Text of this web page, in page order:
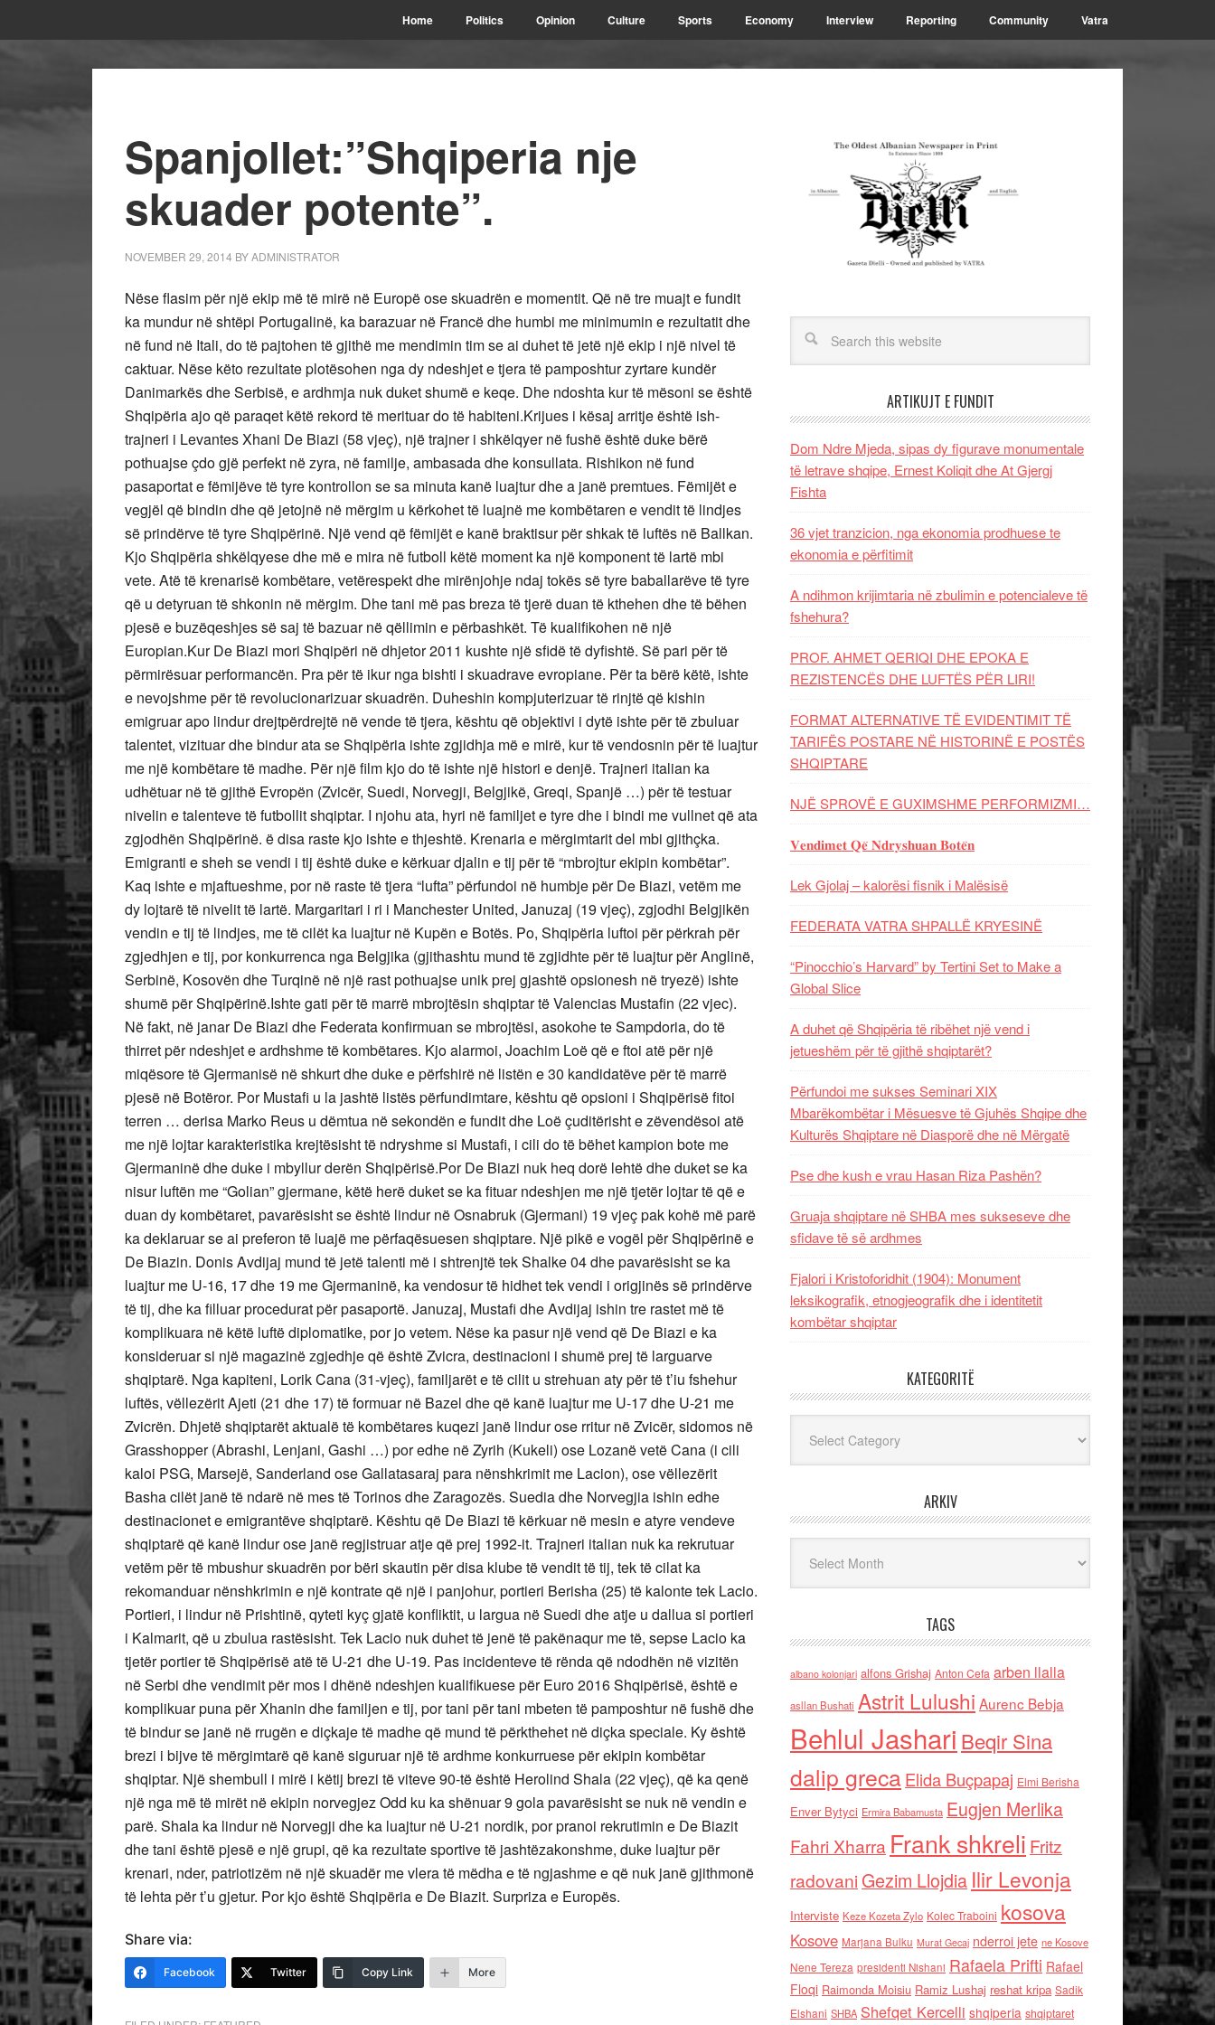
Home Politics Opinion Culture Sports Economy Interview Reporting Community Vatra
Spanjollet:”Shqiperia nje
skuader potente”.
NOVEMBER 29, 2014 BYADMINISTRATOR
Nëse flasim për një ekip më të mirë në Europë ose skuadrën e momentit. Që në tre muajt e fundit
ka mundur në shtëpi Portugalinë, ka barazuar në Francë dhe humbi me minimumin e rezultatit dhe
në fund në Itali, do të pajtohen të gjithë me mendimin tim se ai duhet të jetë një ekip i një nivel të
caktuar. Nëse këto rezultate plotësohen nga dy ndeshjet e tjera të pamposhtur zyrtare kundër
Danimarkës dhe Serbisë, e ardhmja nuk duket shumë e keqe. Dhe ndoshta kur të mësoni se është
Shqipëria ajo që paraqet këtë rekord të merituar do të habiteni.Krijues i kësaj arritje është ish-
trajneri i Levantes Xhani De Biazi (58 vjeç), një trajner i shkëlqyer në fushë është duke bërë
pothuajse çdo gjë perfekt në zyra, në familje, ambasada dhe konsullata. Rishikon në fund
pasaportat e fëmijëve të tyre kontrollon se sa minuta kanë luajtur dhe a janë premtues. Fëmijët e
vegjël që bindin dhe që jetojnë në mërgim u kërkohet të luajnë me kombëtaren e vendit të lindjes
së prindërve të tyre Shqipërinë. Një vend që fëmijët e kanë braktisur për shkak të luftës në Ballkan.
Kjo Shqipëria shkëlqyese dhe më e mira në futboll këtë moment ka një komponent të lartë mbi
vete. Atë të krenarisë kombëtare, vetërespekt dhe mirënjohje ndaj tokës së tyre baballarëve të tyre
që u detyruan të shkonin në mërgim. Dhe tani më pas breza të tjerë duan të kthehen dhe të bëhen
pjesë e buzëqeshjes së saj të bazuar në qëllimin e përbashkët. Të kualifikohen në një
Europian.Kur De Biazi mori Shqipëri në dhjetor 2011 kushte një sfidë të dyfishtë. Së pari për të
përmirësuar performancën. Pra për të ikur nga bishti i skuadrave evropiane. Për ta bërë këtë, ishte
e nevojshme për të revolucionarizuar skuadrën. Duheshin kompjuterizuar të rinjtë që kishin
emigruar apo lindur drejtpërdrejtë në vende të tjera, kështu që objektivi i dytë ishte për të zbuluar
talentet, vizituar dhe bindur ata se Shqipëria ishte zgjidhja më e mirë, kur të vendosnin për të luajtur
me një kombëtare të madhe. Për një film kjo do të ishte një histori e denjë. Trajneri italian ka
udhëtuar në të gjithë Evropën (Zvicër, Suedi, Norvegji, Belgjikë, Greqi, Spanjë …) për të testuar
nivelin e talenteve të futbollit shqiptar. I njohu ata, hyri në familjet e tyre dhe i bindi me vullnet që ata
zgjodhën Shqipërinë. ë disa raste kjo ishte e thjeshtë. Krenaria e mërgimtarit del mbi gjithçka.
Emigranti e sheh se vendi i tij është duke e kërkuar djalin e tij për të “mbrojtur ekipin kombëtar”.
Kaq ishte e mjaftueshme, por në raste të tjera “lufta” përfundoi në humbje për De Biazi, vetëm me
dy lojtarë të nivelit të lartë. Margaritari i ri i Manchester United, Januzaj (19 vjeç), zgjodhi Belgjikën
vendin e tij të lindjes, me të cilët ka luajtur në Kupën e Botës. Po, Shqipëria luftoi për përkrah për
zgjedhjen e tij, por konkurrenca nga Belgjika (gjithashtu mund të zgjidhte për të luajtur për Anglinë,
Serbinë, Kosovën dhe Turqinë në një rast pothuajse unik prej gjashtë opsionesh në tryezë) ishte
shumë për Shqipërinë.Ishte gati për të marrë mbrojtësin shqiptar të Valencias Mustafin (22 vjec).
Në fakt, në janar De Biazi dhe Federata konfirmuan se mbrojtësi, asokohe te Sampdoria, do të
thirret për ndeshjet e ardhshme të kombëtares. Kjo alarmoi, Joachim Loë që e ftoi atë për një
miqësore të Gjermanisë në shkurt dhe duke e përfshirë në listën e 30 kandidatëve për të marrë
pjesë në Botëror. Por Mustafi u la jashtë listës përfundimtare, kështu që opsioni i Shqipërisë fitoi
terren … derisa Marko Reus u dëmtua në sekondën e fundit dhe Loë çuditërisht e zëvendësoi atë
me një lojtar karakteristika krejtësisht të ndryshme si Mustafi, i cili do të bëhet kampion bote me
Gjermaninë dhe duke i mbyllur derën Shqipërisë.Por De Biazi nuk heq dorë lehtë dhe duket se ka
nisur luftën me “Golian” gjermane, këtë herë duket se ka fituar ndeshjen me një tjetër lojtar të që e
duan dy kombëtaret, pavarësisht se është lindur në Osnabruk (Gjermani) 19 vjeç pak kohë më parë
ka deklaruar se ai preferon të luajë me përfaqësuesen shqiptare. Një pikë e vogël për Shqipërinë e
De Biazin. Donis Avdijaj mund të jetë talenti më i shtrenjtë tek Shalke 04 dhe pavarësisht se ka
luajtur me U-16, 17 dhe 19 me Gjermaninë, ka vendosur të hidhet tek vendi i origjinës së prindërve
të tij, dhe ka filluar procedurat për pasaportë. Januzaj, Mustafi dhe Avdijaj ishin tre rastet më të
komplikuara në këtë luftë diplomatike, por jo vetem. Nëse ka pasur një vend që De Biazi e ka
konsideruar si një magazinë zgjedhje që është Zvicra, destinacioni i shumë prej të larguarve
shqiptarë. Nga kapiteni, Lorik Cana (31-vjeç), familjarët e të cilit u strehuan aty për të t’iu fshehur
luftës, vëllezërit Ajeti (21 dhe 17) të formuar në Bazel dhe që kanë luajtur me U-17 dhe U-21 me
Zvicrën. Dhjetë shqiptarët aktualë të kombëtares kuqezi janë lindur ose rritur në Zvicër, sidomos në
Grasshopper (Abrashi, Lenjani, Gashi …) por edhe në Zyrih (Kukeli) ose Lozanë vetë Cana (i cili
kaloi PSG, Marsejë, Sanderland ose Gallatasaraj para nënshkrimit me Lacion), ose vëllezërit
Basha cilët janë të ndarë në mes të Torinos dhe Zaragozës. Suedia dhe Norvegjia ishin edhe
destinacionet e emigrantëve shqiptarë. Kështu që De Biazi të kërkuar në mesin e atyre vendeve
shqiptarë që kanë lindur ose janë regjistruar atje që prej 1992-it. Trajneri italian nuk ka rekrutuar
vetëm për të mbushur skuadrën por bëri skautin për disa klube të vendit të tij, tek të cilat ka
rekomanduar nënshkrimin e një kontrate që një i panjohur, portieri Berisha (25) të kalonte tek Lacio.
Portieri, i lindur në Prishtinë, qyteti kyç gjatë konfliktit, u largua në Suedi dhe atje u dallua si portieri
i Kalmarit, që u zbulua rastësisht. Tek Lacio nuk duhet të jenë të pakënaqur me të, sepse Lacio ka
tjetër portier të Shqipërisë atë të U-21 dhe U-19. Pas incidenteve të rënda që ndodhën në vizitën
në Serbi dhe vendimit për mos i dhënë ndeshjen kualifikuese për Euro 2016 Shqipërisë, është e
komplikuar puna për Xhanin dhe familjen e tij, por tani për tani mbeten të pamposhtur në fushë dhe
të bindur se janë në rrugën e diçkaje të madhe që mund të përkthehet në diçka speciale. Ky është
brezi i bijve të mërgimtarë që kanë siguruar një të ardhme konkurruese për ekipin kombëtar
shqiptar. Një shembull i mirë i këtij brezi të viteve 90-të është Herolind Shala (22 vjeç), që ka qenë
një nga më të mirët në ekipin norvegjez Odd ku ka shënuar 9 gola pavarësisht se nuk në vendin e
parë. Shala ka lindur në Norvegji dhe ka luajtur në U-21 nordik, por pranoi rekrutimin e De Biazit
dhe tani është pjesë e një grupi, që ka rezultate sportive të jashtëzakonshme, duke luajtur për
krenari, nder, patriotizëm në një skuadër me vlera të mëdha e të ngjashme e që nuk janë gjithmonë
të lehta për t’u gjetur. Por kjo është Shqipëria e De Biazit. Surpriza e Europës.
Share via:
Facebook Twitter Copy Link More
ARTIKUJT E FUNDIT
Dom Ndre Mjeda, sipas dy figurave monumentale
të letrave shqipe, Ernest Koliqit dhe At Gjergj
Fishta
36 vjet tranzicion, nga ekonomia prodhuese te
ekonomia e përfitimit
A ndihmon krijimtaria në zbulimin e potencialeve të
fshehura?
PROF. AHMET QERIQI DHE EPOKA E
REZISTENCЁS DHE LUFTЁS PЁR LIRI!
FORMAT ALTERNATIVE TË EVIDENTIMIT TË
TARIFËS POSTARE NË HISTORINË E POSTËS
SHQIPTARE
NJË SPROVË E GUXIMSHME PERFORMIZMI…
𝐕𝐞𝐧𝐝𝐢𝐦𝐞𝐭 𝐐𝐞̈ 𝐍𝐝𝐫𝐲𝐬𝐡𝐮𝐚𝐧 𝐁𝐨𝐭𝐞̈𝐧
Lek Gjolaj – kalorësi fisnik i Malësisë
FEDERATA VATRA SHPALLË KRYESINË
“Pinocchio’s Harvard” by Tertini Set to Make a
Global Slice
A duhet që Shqipëria të ribëhet një vend i
jetueshëm për të gjithë shqiptarët?
Përfundoi me sukses Seminari XIX
Mbarëkombëtar i Mësuesve të Gjuhës Shqipe dhe
Kulturës Shqiptare në Diasporë dhe në Mërgatë
Pse dhe kush e vrau Hasan Riza Pashën?
Gruaja shqiptare në SHBA mes sukseseve dhe
sfidave të së ardhmes
Fjalori i Kristoforidhit (1904): Monument
leksikografik, etnogjeografik dhe i identitetit
kombëtar shqiptar
KATEGORITË
ARKIV
TAGS
albano kolonjari alfons Grishaj Anton Cefa arben llalla
asllan Bushati Astrit Lulushi Aurenc Bebja
Behlul Jashari Beqir Sina
dalip grecaElida Buçpapaj Elmi Berisha
Enver Bytyci Ermira Babamusta Eugjen Merlika
Fahri Xharra Frank shkreli Fritz
radovaniGezim Llojdia Ilir Levonja
Interviste Keze Kozeta Zylo Kolec Traboini kosova
Kosove Marjana Bulku Murat Gecaj nderroi jete ne Kosove
Nene Tereza presidenti Nishani Rafaela Prifti Rafael
Floqi Raimonda Moisiu Ramiz Lushaj reshat kripa Sadik
Elshani SHBA Shefqet Kercelli shqiperia shqiptaret